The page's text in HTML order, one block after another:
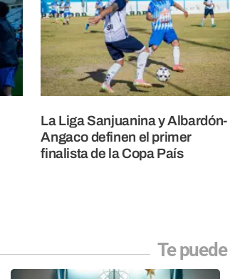
La Liga Sanjuanina y Albardón-
Angaco definen el primer
finalista de la Copa País
Te puede